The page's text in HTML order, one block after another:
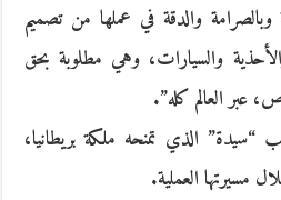
وبالصرامة والدقة في عملها من تصميم
والسيارات، وهي مطلوبة بحق
عبر العالم كله”.
2012 على لقب “سيدة” الذي تمنحه ملكة بريطانيا،
مسيرتها العملية.